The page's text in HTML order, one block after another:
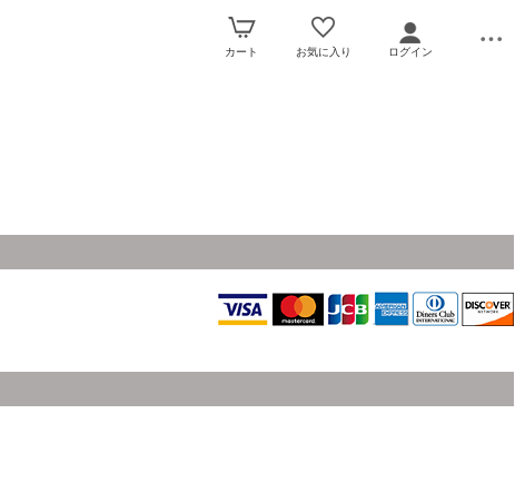
カート お気に入り ログイン